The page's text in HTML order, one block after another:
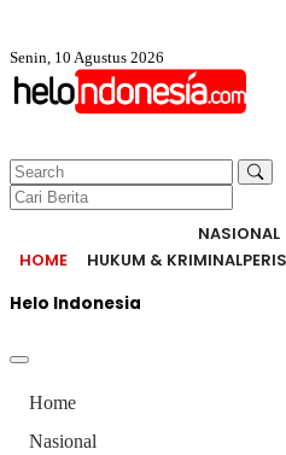
Senin, 10 Agustus 2026
HOME
NASIONAL
HUKUM & KRIMINAL
Helo Indonesia
Home
Nasional